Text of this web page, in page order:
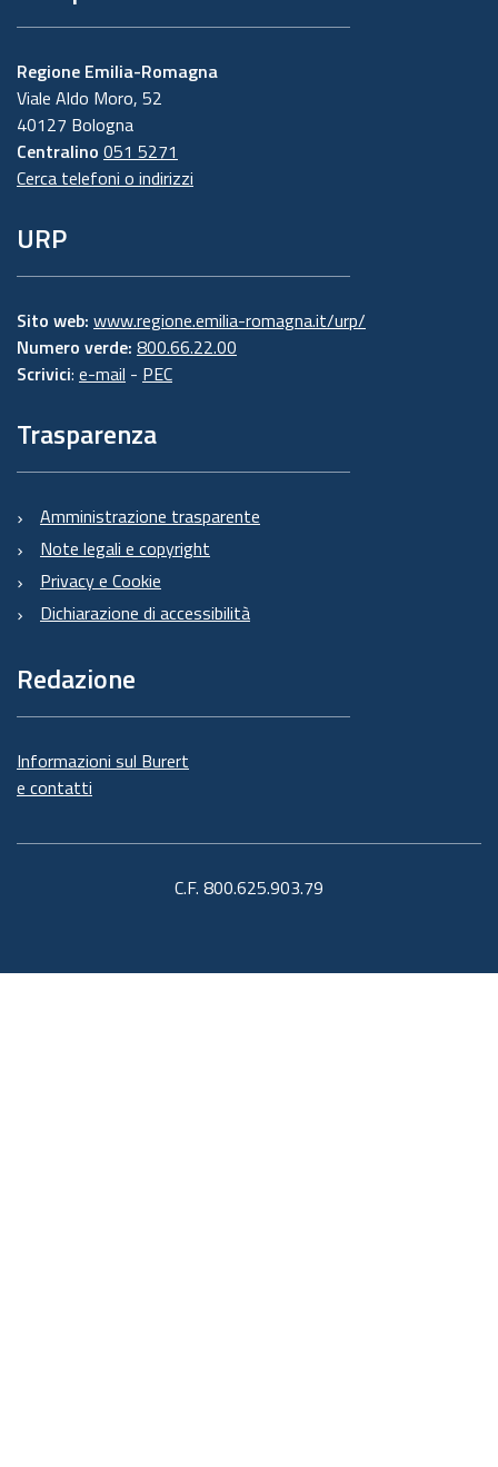
Regione Emilia-Romagna
Viale Aldo Moro, 52
40127 Bologna
Centralino 051 5271
Cerca telefoni o indirizzi
URP
Sito web: www.regione.emilia-romagna.it/urp/
Numero verde: 800.66.22.00
Scrivici: e-mail - PEC
Trasparenza
Amministrazione trasparente
Note legali e copyright
Privacy e Cookie
Dichiarazione di accessibilità
Redazione
Informazioni sul Burert
e contatti
C.F. 800.625.903.79